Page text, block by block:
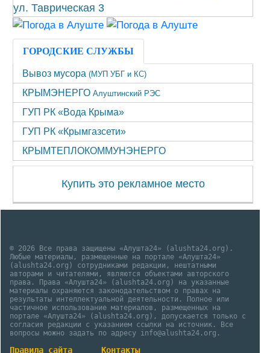
ГОРОДСКИЕ СЛУЖБЫ
Вывоз мусора (МУП УБГ и КС)
КРЫМЭНЕРГО Алуштинский РЭС
ГУП РК «Вода Крыма»
ГУП РК «Крымгазсети»
КРЫМТЕПЛОКОММУНЭНЕРГО
Купить это рекламное место
© 2026 Все права защищены «Алушта24» (alushta24.org).
Любые материалы, размещенные на портале «Алушта24»
(alushta24.org) сотрудниками редакции, нештатными
авторами и читателями, являются объектами авторского
права. Права «Алушта24» (alushta24.org) на указанные
материалы охраняются законодательством о правах на
результаты интеллектуальной деятельности. Полное или
частичное использование материалов, размещенных на
портале «Алушта24» (alushta24.org), допускается только с
согласия редакции с указанием ссылки на источник. Все
вопросы можно задать по адресу info@alushta24.org.
Правила сайта Контакты